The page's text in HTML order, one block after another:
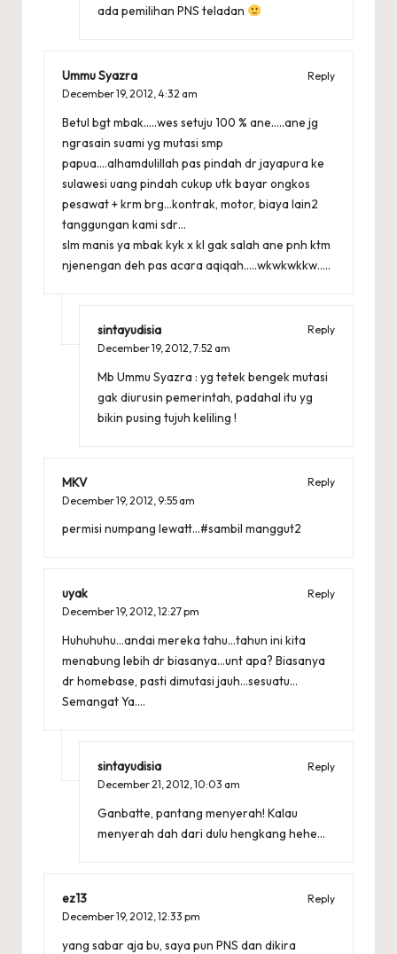
ada pemilihan PNS teladan
Ummu Syazra
Reply
December 19, 2012,4:32 am
Betul bgt mbak…..wes setuju 100 % ane…..ane jg
ngrasain suami yg mutasi smp
papua….alhamdulillah pas pindah dr jayapura ke
sulawesi uang pindah cukup utk bayar ongkos
pesawat + krm brg…kontrak, motor, biaya lain2
tanggungan kami sdr…
slm manis ya mbak kyk x kl gak salah ane pnh ktm
njenengan deh pas acara aqiqah…..wkwkwkkw…..
sintayudisia
Reply
December 19, 2012, 7:52 am
Mb Ummu Syazra : yg tetek bengek mutasi
gak diurusin pemerintah, padahal itu yg
bikin pusing tujuh keliling !
MKV
Reply
December 19, 2012, 9:55 am
permisi numpang lewatt…#sambil manggut2
uyak
Reply
December 19, 2012,12:27 pm
Huhuhuhu…andai mereka tahu…tahun ini kita
menabung lebih dr biasanya…unt apa? Biasanya
dr homebase, pasti dimutasi jauh…sesuatu…
Semangat Ya….
sintayudisia
Reply
December 21, 2012,10:03 am
Ganbatte, pantang menyerah! Kalau
menyerah dah dari dulu hengkang hehe…
ez13
Reply
December 19, 2012,12:33 pm
yang sabar aja bu, saya pun PNS dan dikira